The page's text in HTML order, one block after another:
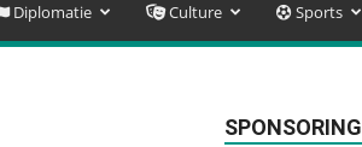
Diplomatie Culture Sports
SPONSORING